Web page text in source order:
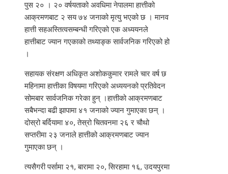
पुस २० । २० वर्षयताको अवधिमा नेपालमा हात्तीको
आक्रमणबाट २ सय ७४ जनाको मृत्यु भएको छ । मानव
हात्ती सहअस्तित्वसम्बन्धी गरिएको एक अध्ययनले
हात्तीबाट ज्यान गएकाको तथ्याङ्क सार्वजनिक गरिएको हो
।
सहायक संरक्षण अधिकृत अशोककुमार रामले चार वर्ष छ
महिनामा हात्तीका विषयमा गरिएको अध्ययनको प्रतिवेदन
सोमबार सार्वजनिक गरेका हुन् ।हात्तीको आक्रमणबाट
सबैभन्दा बढी झापामा ४१ जनाको ज्यान गुमाएका छन् ।
दोस्रो बर्दियामा ४०, तेस्रो चितवनमा २६ र चौथो
सप्तरीमा २३ जनाले हात्तीको आक्रमणबाट ज्यान
गुमाएका छन् ।
त्यसैगरी पर्सामा २१, बारामा २०, सिरहामा १६, उदयपुरमा